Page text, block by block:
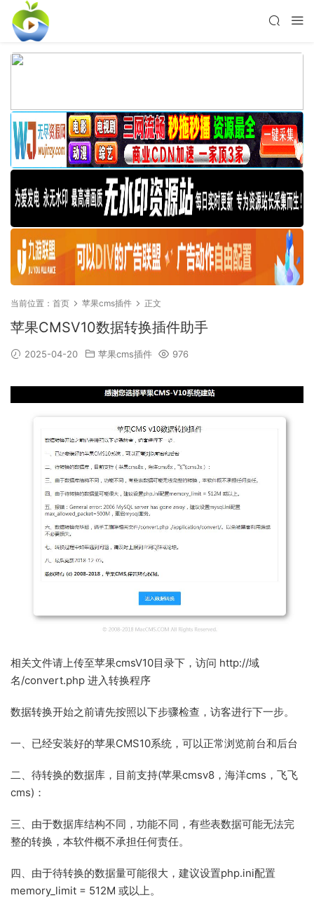
当前位置： 首页 苹果cms插件 正文
苹果CMSV10数据转换插件助手
2025-04-20 苹果cms插件 976
相关文件请上传至苹果cmsV10目录下，访问 http://域
名/convert.php 进入转换程序
数据转换开始之前请先按照以下步骤检查，访客进行下一步。
一、已经安装好的苹果CMS10系统，可以正常浏览前台和后台
二、待转换的数据库，目前支持(苹果cmsv8，海洋cms，飞飞
cms)：
三、由于数据库结构不同，功能不同，有些表数据可能无法完
整的转换，本软件概不承担任何责任。
四、由于待转换的数据量可能很大，建议设置php.ini配置
memory_limit = 512M 或以上。